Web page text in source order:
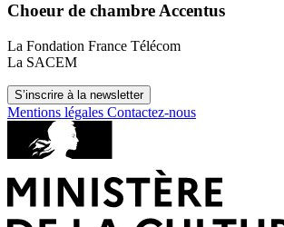
Choeur de chambre Accentus
La Fondation France Télécom
La SACEM
S’inscrire à la newsletter
Mentions légales Contactez-nous